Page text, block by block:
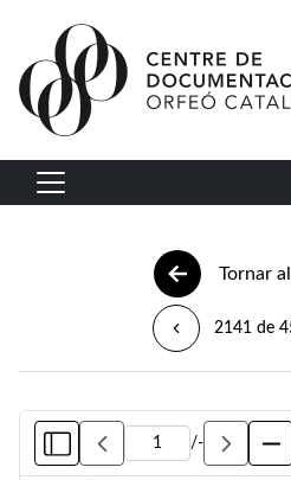
Vés al contingut
Navegació principal
Tornar
2141 de
/-